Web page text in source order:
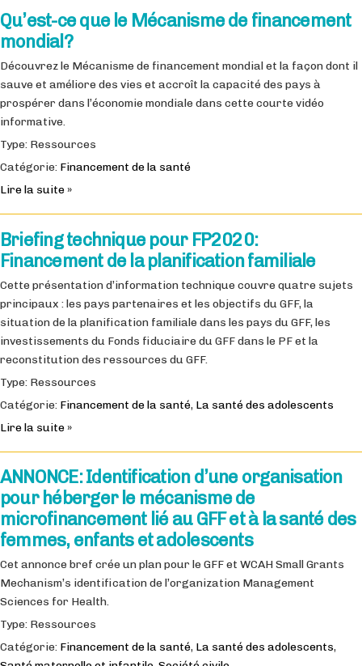
Qu’est-ce que le Mécanisme de financement
mondial?
Découvrez le Mécanisme de financement mondial et la façon dont il
sauve et améliore des vies et accroît la capacité des pays à
prospérer dans l’économie mondiale dans cette courte vidéo
informative.
Type: Ressources
Catégorie: Financement de la santé
Lire la suite »
Briefing technique pour FP2020:
Financement de la planification familiale
Cette présentation d’information technique couvre quatre sujets
principaux : les pays partenaires et les objectifs du GFF, la
situation de la planification familiale dans les pays du GFF, les
investissements du Fonds fiduciaire du GFF dans le PF et la
reconstitution des ressources du GFF.
Type: Ressources
Catégorie: Financement de la santé, La santé des adolescents
Lire la suite »
ANNONCE: Identification d’une organisation
pour héberger le mécanisme de
microfinancement lié au GFF et à la santé des
femmes, enfants et adolescents
Cet annonce bref crée un plan pour le GFF et WCAH Small Grants
Mechanism’s identification de l’organization Management
Sciences for Health.
Type: Ressources
Catégorie: Financement de la santé, La santé des adolescents,